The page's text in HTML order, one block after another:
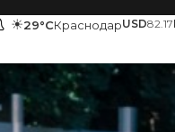
☀29°CКраснодарUSD82.17